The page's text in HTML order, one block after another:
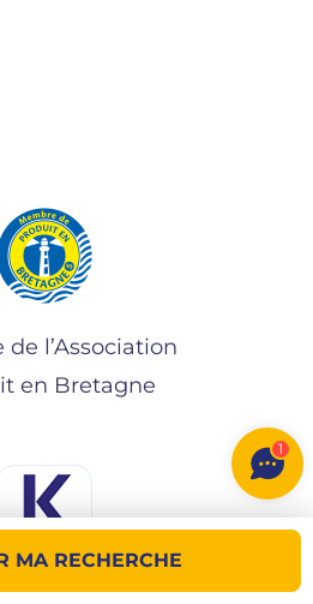
MA RECHERCHE
de l’Association
en Bretagne
1